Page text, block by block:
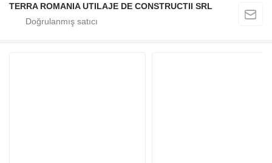
TERRA ROMANIA UTILAJE DE CONSTRUCTII SRL